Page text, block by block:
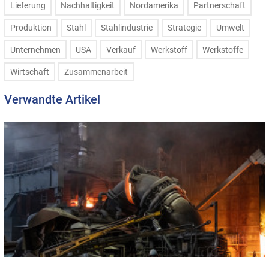
Lieferung Nachhaltigkeit Nordamerika Partnerschaft
Produktion Stahl Stahlindustrie Strategie Umwelt
Unternehmen USA Verkauf Werkstoff Werkstoffe
Wirtschaft Zusammenarbeit
Verwandte Artikel